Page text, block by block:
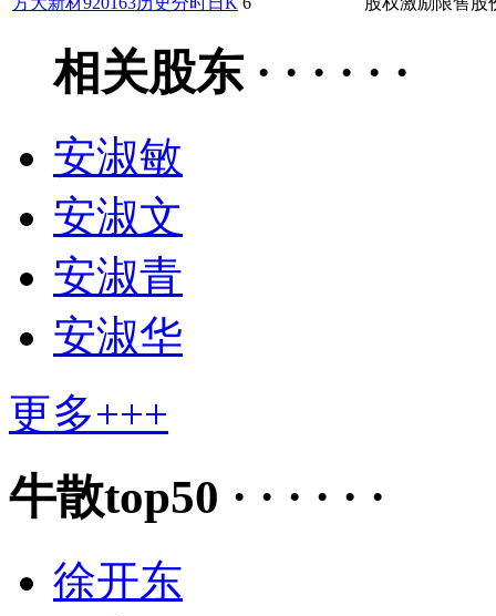
相关股东 · · · · · ·
安淑敏
安淑文
安淑青
安淑华
更多+++
牛散top50 · · · · · ·
徐开东